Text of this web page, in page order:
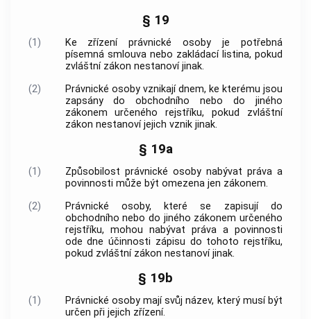
§ 19
(1)
Ke zřízení právnické osoby je potřebná
písemná smlouva nebo zakládací listina, pokud
zvláštní zákon nestanoví jinak.
(2)
Právnické osoby vznikají dnem, ke kterému jsou
zapsány do obchodního nebo do jiného
zákonem určeného rejstříku, pokud zvláštní
zákon nestanoví jejich vznik jinak.
§ 19a
(1)
Způsobilost právnické osoby nabývat práva a
povinnosti může být omezena jen zákonem.
(2)
Právnické osoby, které se zapisují do
obchodního nebo do jiného zákonem určeného
rejstříku, mohou nabývat práva a povinnosti
ode dne účinnosti zápisu do tohoto rejstříku,
pokud zvláštní zákon nestanoví jinak.
§ 19b
(1)
Právnické osoby mají svůj název, který musí být
určen při jejich zřízení.